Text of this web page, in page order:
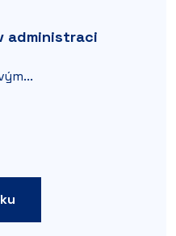
administraci